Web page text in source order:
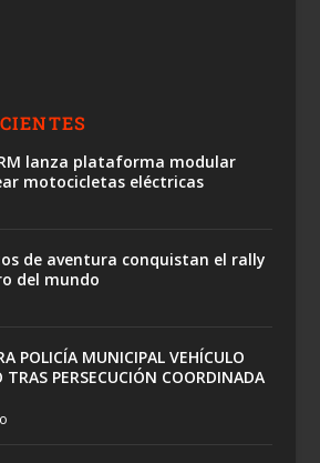
lanza plataforma modular
motocicletas eléctricas
de aventura conquistan el rally
del mundo
POLICÍA MUNICIPAL VEHÍCULO
TRAS PERSECUCIÓN COORDINADA